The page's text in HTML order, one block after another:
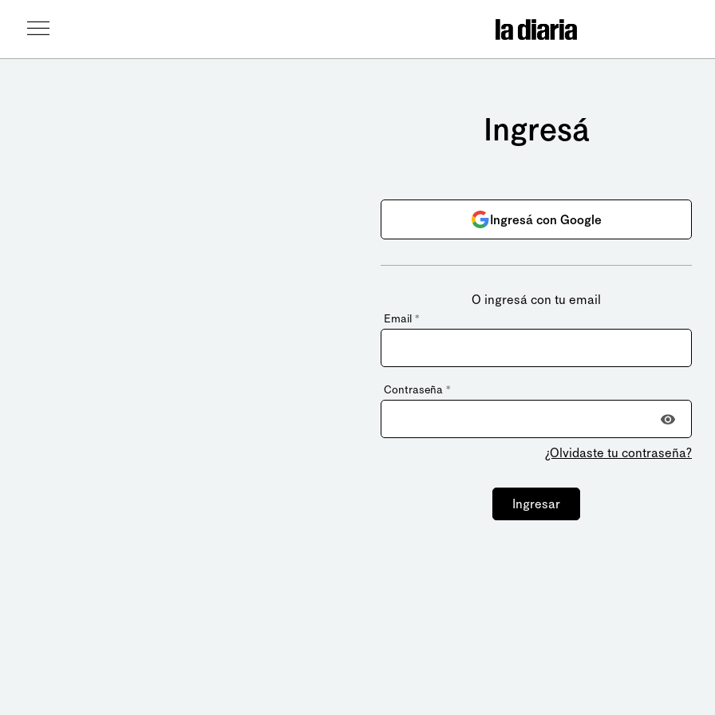
Ingresá
Ingresá con Google
O ingresá con tu email
Email *
Contraseña *
¿Olvidaste tu contraseña?
Ingresar